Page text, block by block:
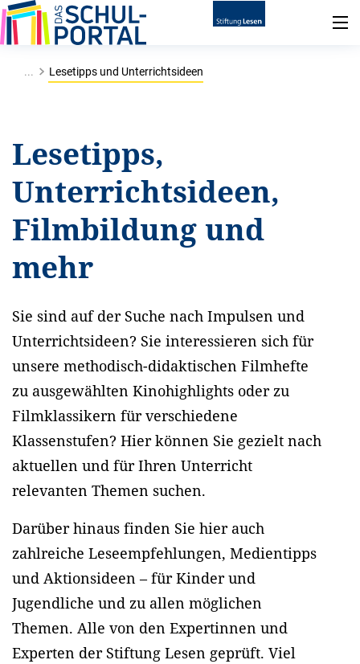
... Lesetipps und Unterrichtsideen
Lesetipps,
Unterrichtsideen,
Filmbildung und
mehr
Sie sind auf der Suche nach Impulsen und
Unterrichtsideen? Sie interessieren sich für
unsere methodisch-didaktischen Filmhefte
zu ausgewählten Kinohighlights oder zu
Filmklassikern für verschiedene
Klassenstufen? Hier können Sie gezielt nach
aktuellen und für Ihren Unterricht
relevanten Themen suchen.
Darüber hinaus finden Sie hier auch
zahlreiche Leseempfehlungen, Medientipps
und Aktionsideen – für Kinder und
Jugendliche und zu allen möglichen
Themen. Alle von den Expertinnen und
Experten der Stiftung Lesen geprüft. Viel